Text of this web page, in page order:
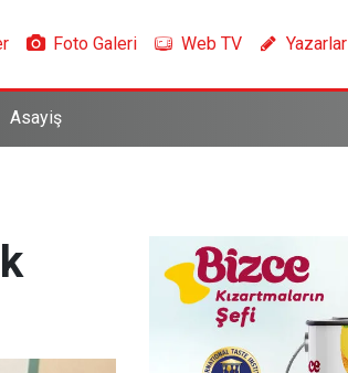
Foto Galeri Web TV Yazarlar
Asayiş